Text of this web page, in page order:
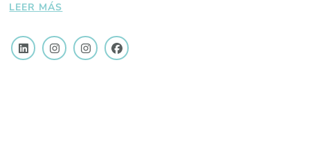
LEER MÁS